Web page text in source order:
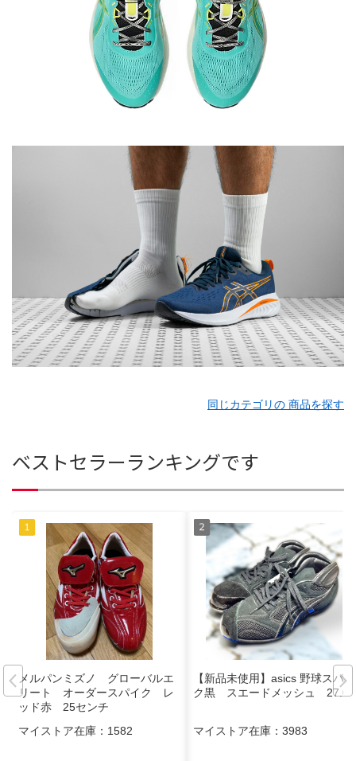
同じカテゴリの 商品を探す
ベストセラーランキングです
メルパンミズノ グローバルエ
リート オーダースパイク レ
ッド赤 25センチ
マイストア在庫： 1582
【新品未使用】asics 野球スパイ
ク黒 スエードメッシュ 27.0
マイストア在庫： 3983